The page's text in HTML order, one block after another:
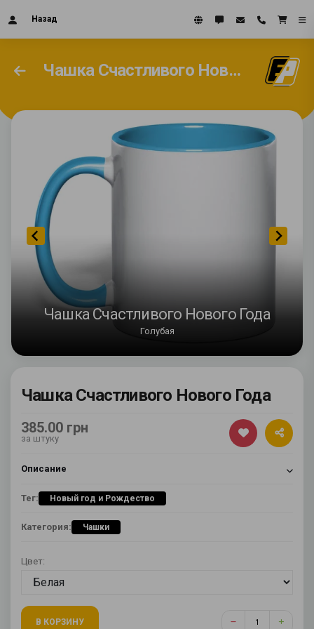
Назад
Чашка Счастливого Нового Года
Чашка Счастливого Нового Года
Голубая
Чашка Счастливого Нового Года
385.00 грн
за штуку
Описание
Тег: Новый год и Рождество
Категория: Чашки
Цвет:
В КОРЗИНУ